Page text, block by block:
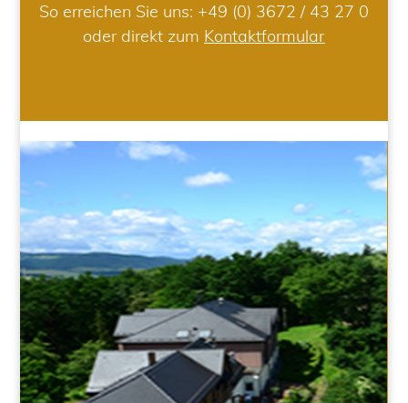
So erreichen Sie uns: +49 (0) 3672 / 43 27 0
oder direkt zum Kontaktformular
HOTEL